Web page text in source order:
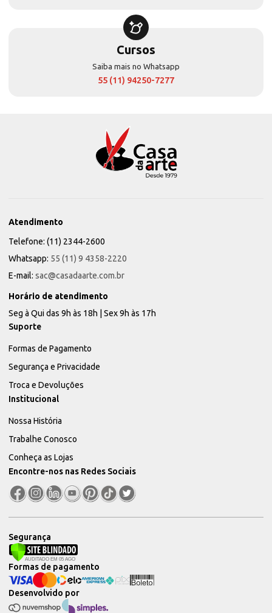
Cursos
Saiba mais no Whatsapp
55 (11) 94250-7277
Atendimento
Telefone: (11) 2344-2600
Whatsapp: 55 (11) 9 4358-2220
E-mail: sac@casadaarte.com.br
Horário de atendimento
Seg à Qui das 9h às 18h | Sex 9h às 17h
Suporte
Formas de Pagamento
Segurança e Privacidade
Troca e Devoluções
Institucional
Nossa História
Trabalhe Conosco
Conheça as Lojas
Encontre-nos nas Redes Sociais
Segurança
Desenvolvido por
Formas de pagamento